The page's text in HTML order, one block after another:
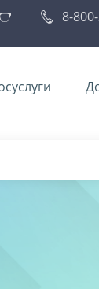
8-